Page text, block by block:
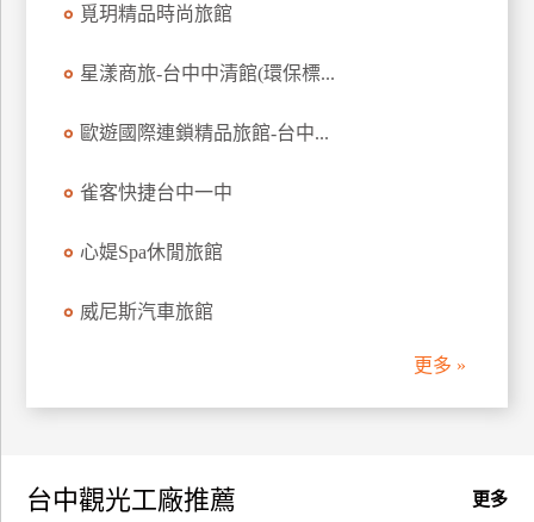
飯
作
覓玥精品時尚旅館
星漾商旅-台中中清館(環保標...
歐遊國際連鎖精品旅館-台中...
雀客快捷台中一中
心媞Spa休閒旅館
威尼斯汽車旅館
更多 »
更多
台中觀光工廠推薦